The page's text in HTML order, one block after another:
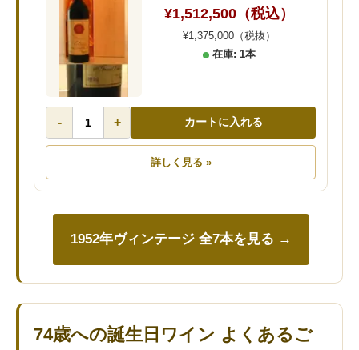
¥1,512,500（税込）
¥1,375,000（税抜）
在庫: 1本
- + カートに入れる
詳しく見る »
1952年ヴィンテージ 全7本を見る →
74歳への誕生日ワイン よくあるご